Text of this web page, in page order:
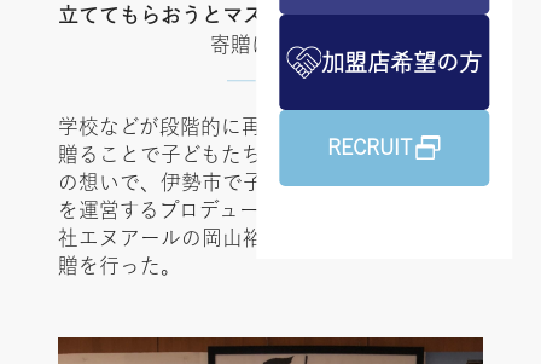
加盟店希望の方
RECRUIT
立ててもらおうとマスクを1万枚寄贈した。
寄贈に関して
学校などが段階的に再開される中、マスクを
贈ることで子どもたちの不安を和らげたいと
の想いで、伊勢市で子供ダンススタジオなど
を運営するプロデュース会社である、有限会
社エヌアールの岡山裕成社長の協力を得て寄
贈を行った。